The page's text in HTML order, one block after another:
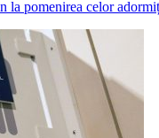
la pomenirea celor